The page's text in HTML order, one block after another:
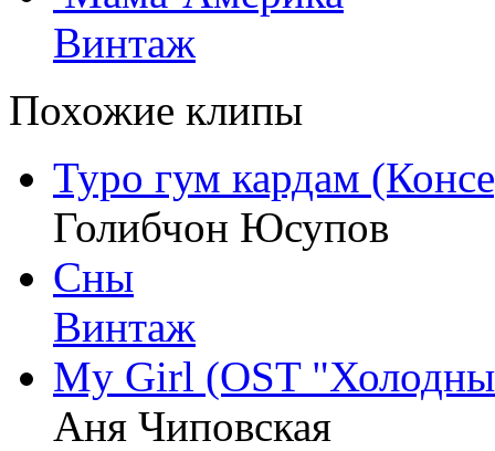
Винтаж
Похожие клипы
Туро гум кардам
Голибчон Юсупов
Сны
Винтаж
My Girl (OST
Аня Чиповская